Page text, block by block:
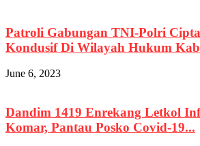
Patroli Gabungan TNI-Polri
Kondusif Di Wilayah Hukum
June 6, 2023
Dandim 1419 Enrekang Letkol
Komar, Pantau Posko Covid-19...